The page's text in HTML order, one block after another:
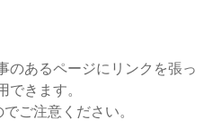
のあるページにリンクを張っ
きます。
ご注意ください。